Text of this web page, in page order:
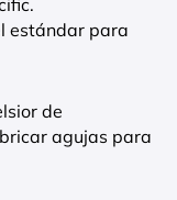
estándar para
de
agujas para